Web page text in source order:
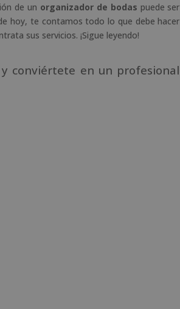
de un organizador de bodas puede ser
hoy, te contamos todo lo que debe hacer
sus servicios. ¡Sigue leyendo!
conviértete en un profesional